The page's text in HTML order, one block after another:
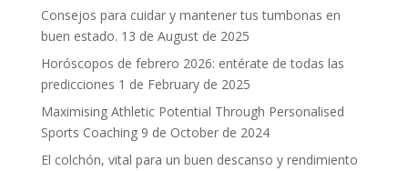
Consejos para cuidar y mantener tus tumbonas en
buen estado. 13 de August de 2025
Horóscopos de febrero 2026: entérate de todas las
predicciones 1 de February de 2025
Maximising Athletic Potential Through Personalised
Sports Coaching 9 de October de 2024
El colchón, vital para un buen descanso y rendimiento